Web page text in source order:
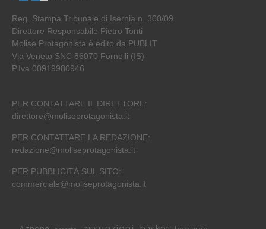
Reg. Stampa Tribunale di Isernia n. 300/09
Direttore Responsabile Pietro Tonti
Molise Protagonista è edito da PUBLIT
Via Veneto SNC 86070 Fornelli (IS)
P.Iva 00919980946
PER CONTATTARE IL DIRETTORE:
direttore@moliseprotagonista.it
PER CONTATTARE LA REDAZIONE:
redazione@moliseprotagonista.it
PER PUBBLICITÀ SUL SITO:
commerciale@moliseprotagonista.it